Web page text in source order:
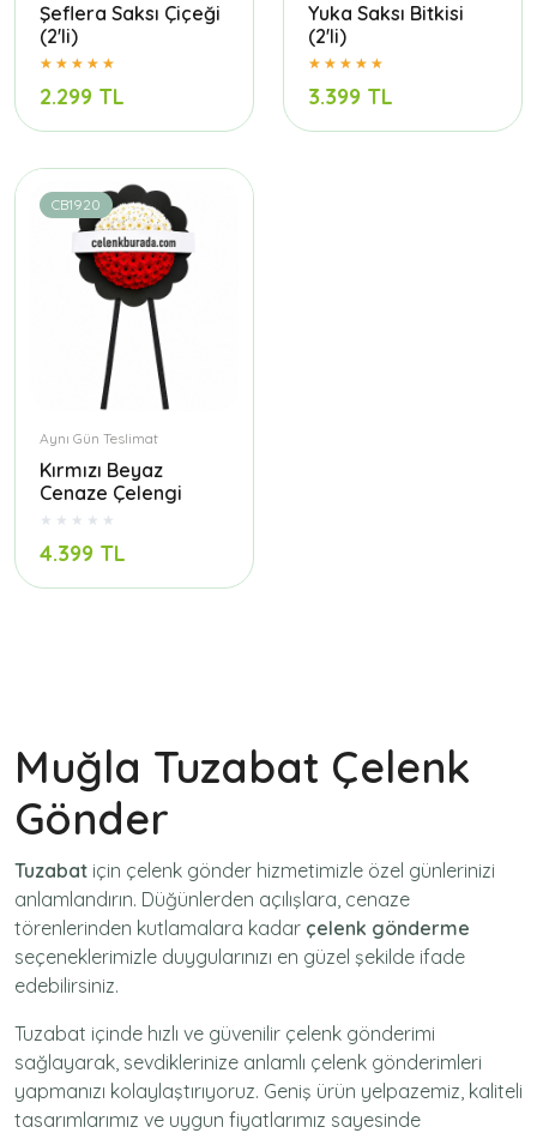
Şeflera Saksı Çiçeği
(2'li)
2.299 TL
Yuka Saksı Bitkisi
(2'li)
3.399 TL
CB1920
Aynı Gün Teslimat
Kırmızı Beyaz
Cenaze Çelengi
4.399 TL
Muğla Tuzabat Çelenk
Gönder
Tuzabat için çelenk gönder hizmetimizle özel günlerinizi
anlamlandırın. Düğünlerden açılışlara, cenaze
törenlerinden kutlamalara kadar çelenk gönderme
seçeneklerimizle duygularınızı en güzel şekilde ifade
edebilirsiniz.
Tuzabat içinde hızlı ve güvenilir çelenk gönderimi
sağlayarak, sevdiklerinize anlamlı çelenk gönderimleri
yapmanızı kolaylaştırıyoruz. Geniş ürün yelpazemiz, kaliteli
tasarımlarımız ve uygun fiyatlarımız sayesinde